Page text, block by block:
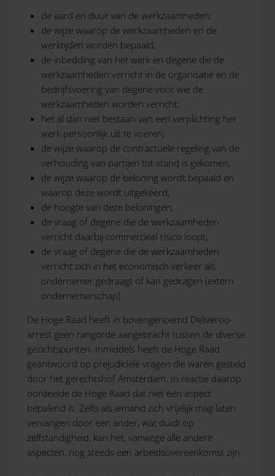
de aard en duur van de werkzaamheden;
de wijze waarop de werkzaamheden en de
werktijden worden bepaald;
de inbedding van het werk en degene die de
werkzaamheden verricht in de organisatie en de
bedrijfsvoering van degene voor wie de
werkzaamheden worden verricht;
het al dan niet bestaan van een verplichting het
werk persoonlijk uit te voeren;
de wijze waarop de contractuele regeling van de
verhouding van partijen tot stand is gekomen;
de wijze waarop de beloning wordt bepaald en
waarop deze wordt uitgekeerd;
de hoogte van deze beloningen;
de vraag of degene die de werkzaamheden
verricht daarbij commercieel risico loopt;
de vraag of degene die de werkzaamheden
verricht zich in het economisch verkeer als
ondernemer gedraagt of kan gedragen (extern
ondernemerschap).
De Hoge Raad heeft in bovengenoemd Deliveroo-
arrest geen rangorde aangebracht tussen de diverse
gezichtspunten. Inmiddels heeft de Hoge Raad
geantwoord op prejudiciële vragen die waren gesteld
door het gerechtshof Amsterdam. In reactie daarop
oordeelde de Hoge Raad dat niet één aspect
bepalend is. Zelfs als iemand zich vrijelijk mag laten
vervangen door een ander, wat duidt op
zelfstandigheid, kan het, vanwege alle andere
aspecten, nog steeds een arbeidsovereenkomst zijn.